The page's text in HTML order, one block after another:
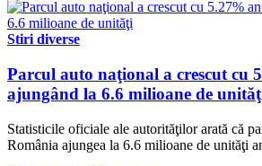
Stiri diverse
Parcul auto naţional a crescut cu
ajungând la 6.6 milioane de
Statisticile oficiale ale autorităţilor arată că
România ajungea la 6.6 milioane de unităţi